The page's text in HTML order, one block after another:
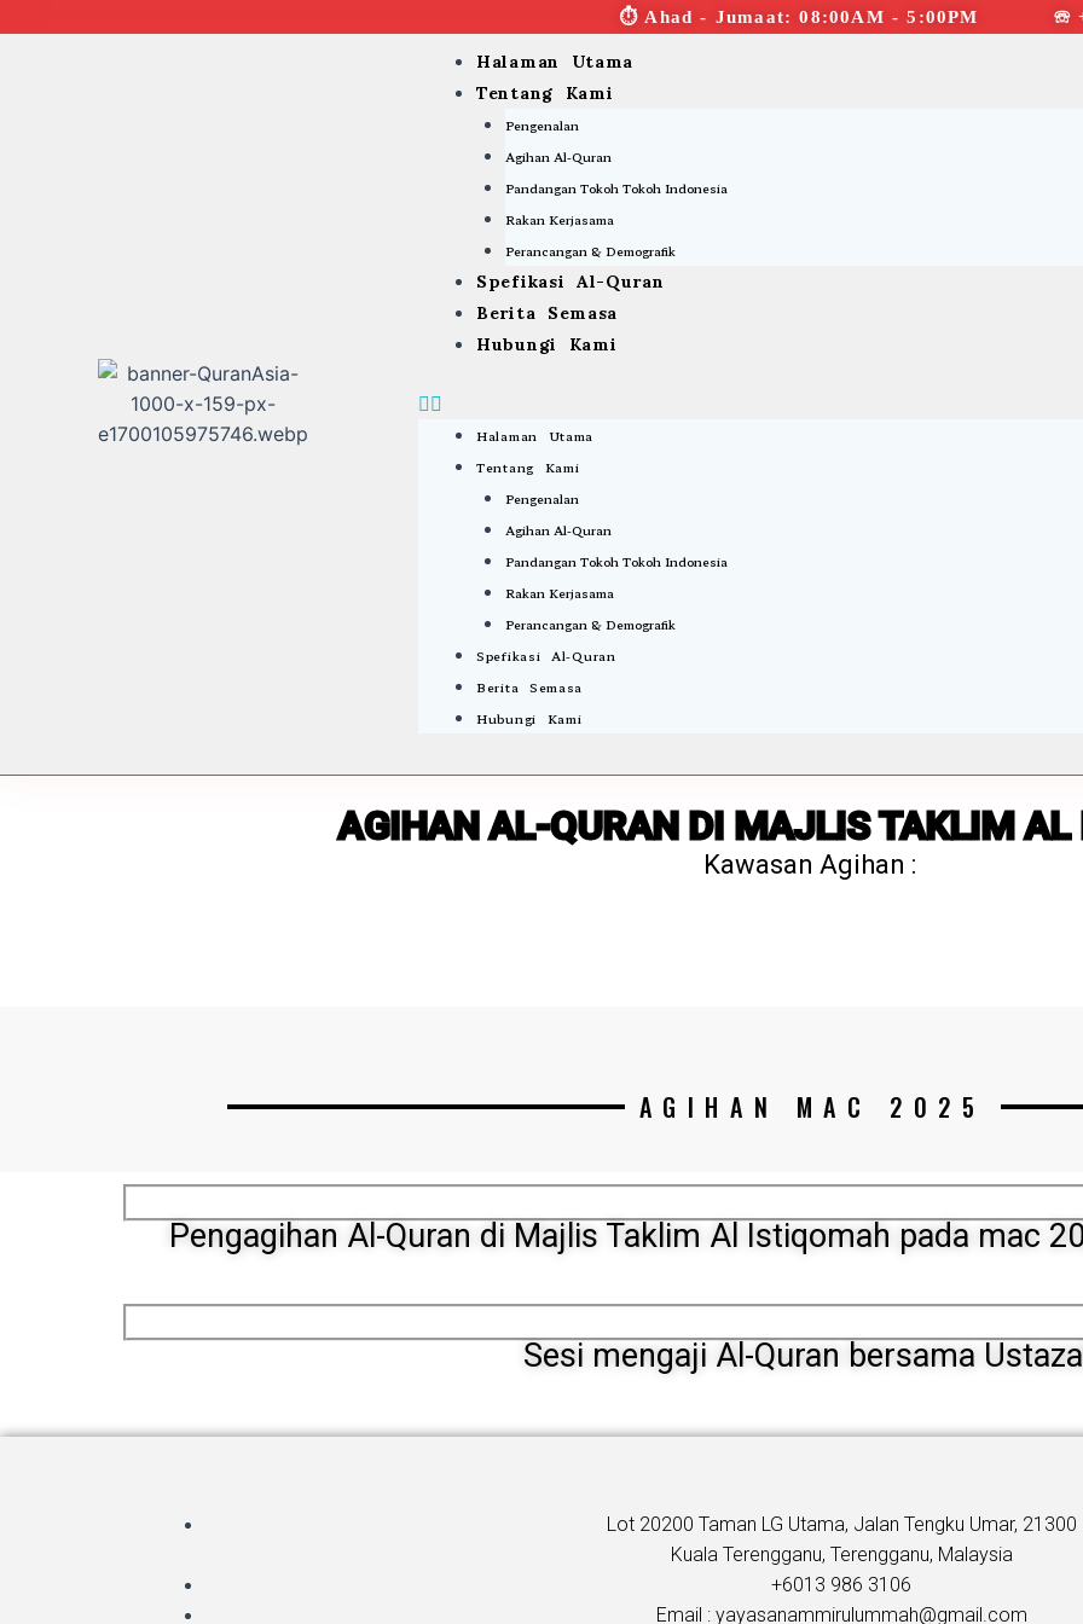
⏱︎ Ahad - Jumaat: 08:00AM - 5:00PM ☏
Halaman Utama
Tentang Kami
Pengenalan
Agihan Al-Quran
Pandangan Tokoh Tokoh Indonesia
Rakan Kerjasama
Perancangan & Demografik
Spefikasi Al-Quran
Berita Semasa
Hubungi Kami
Menu
Halaman Utama
Tentang Kami
Pengenalan
Agihan Al-Quran
Pandangan Tokoh Tokoh Indonesia
Rakan Kerjasama
Perancangan & Demografik
Spefikasi Al-Quran
Berita Semasa
Hubungi Kami
AGIHAN AL-QURAN DI MAJLIS TAKLIM AL
Kawasan Agihan :
AGIHAN MAC 2025
Pengagihan Al-Quran di Majlis Taklim Al Istiqomah pada mac
Sesi mengaji Al-Quran bersama
Lot 20200 Taman LG Utama, Jalan Tengku Umar, 21300
Kuala Terengganu, Terengganu, Malaysia
+6013 986 3106
Email : yayasanammirulummah@gmail.com